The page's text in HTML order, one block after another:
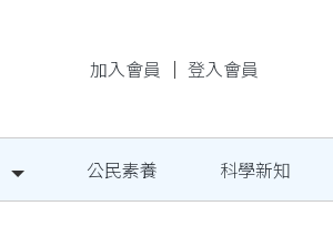
加入會員 ｜ 登入會員
公民素養 科學新知